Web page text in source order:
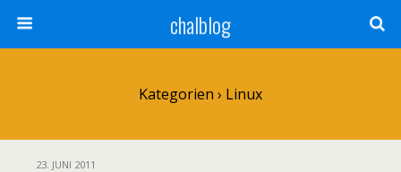
chalblog
Kategorien › Linux
23. JUNI 2011